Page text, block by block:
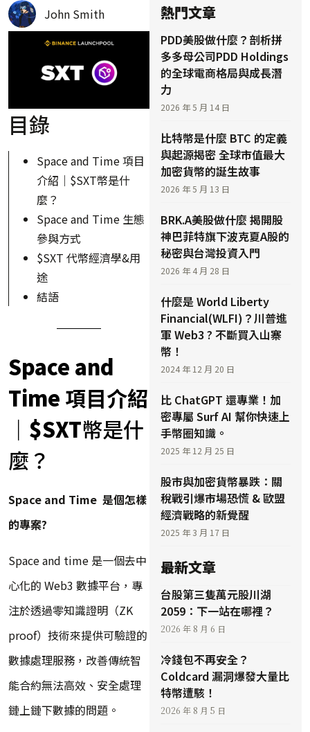
John Smith
目錄
Space and Time 項目
介紹｜$SXT幣是什
麼？
Space and Time 生態
參與方式
$SXT 代幣經濟學&用
途
結語
Space and
Time 項目介紹
｜ $SXT幣是什
麼？
Space and Time 是個怎樣
的專案?
Space and time 是一個去中
心化的 Web3 數據平台，專
注於透過零知識證明（ZK
proof）技術來提供可驗證的
數據處理服務，改善傳統智
能合約無法高效、安全處理
鏈上鏈下數據的問題。
熱門文章
PDD美股做什麼？剖析拼
多多母公司PDD Holdings
的全球電商格局與成長潛
力
2026 年 5 月 14 日
比特幣是什麼 BTC 的定義
與起源揭密 全球市值最大
加密貨幣的誕生故事
2026 年 5 月 13 日
BRK.A美股做什麼 揭開股
神巴菲特旗下波克夏A股的
秘密與台灣投資入門
2026 年 4 月 28 日
什麼是 World Liberty
Financial(WLFI)？川普進
軍 Web3 ? 不斷買入山寨
幣！
2024 年 12 月 20 日
比 ChatGPT 還專業！加
密專屬 Surf AI 幫你快速上
手幣圈知識。
2025 年 12 月 25 日
股市與加密貨幣暴跌：關
稅戰引爆市場恐慌 & 歐盟
經濟戰略的新覺醒
2025 年 3 月 17 日
最新文章
台股第三隻萬元股川湖
2059：下一站在哪裡？
2026 年 8 月 6 日
冷錢包不再安全？
Coldcard 漏洞爆發大量比
特幣遭駭！
2026 年 8 月 5 日